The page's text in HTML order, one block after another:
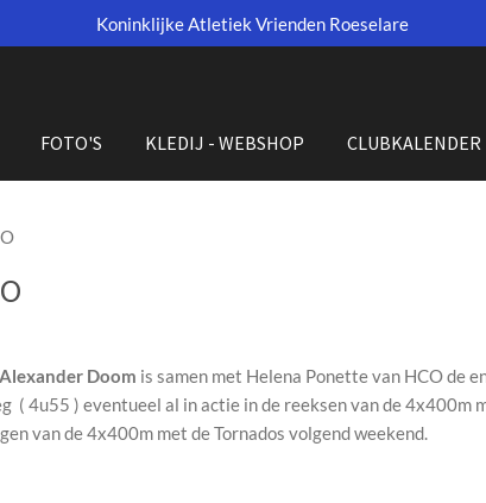
Koninklijke Atletiek Vrienden Roeselare
FOTO'S KLEDIJ - WEBSHOP CLUBKALENDER
Alexander Doom is samen met Helena Ponette van HCO de
( 4u55 ) eventueel al in actie in de reeksen van de 4x400m
van de 4x400m met de Tornados volgend weekend.